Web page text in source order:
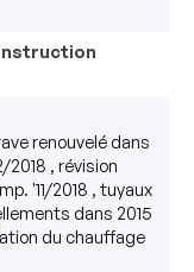
renouvelé dans
2018 , révision
'11/2018 , tuyaux
dans 2015
du chauffage